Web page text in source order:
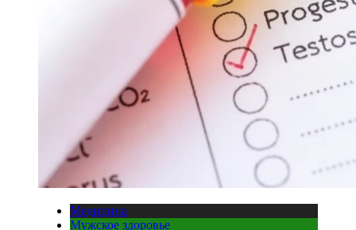
Медицина
Мужское здоровье